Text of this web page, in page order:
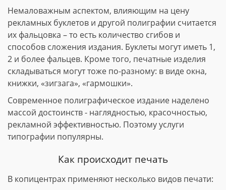
Немаловажным аспектом, влияющим на цену
рекламных буклетов и другой полиграфии считается
их фальцовка – то есть количество сгибов и
способов сложения издания. Буклеты могут иметь 1,
2 и более фальцев. Кроме того, печатные изделия
складываться могут тоже по-разному: в виде окна,
книжки, «зигзага», «гармошки».
Современное полиграфическое издание наделено
массой достоинств - наглядностью, красочностью,
рекламной эффективностью. Поэтому услуги
типографии популярны.
Как происходит печать
В копицентрах применяют несколько видов печати: